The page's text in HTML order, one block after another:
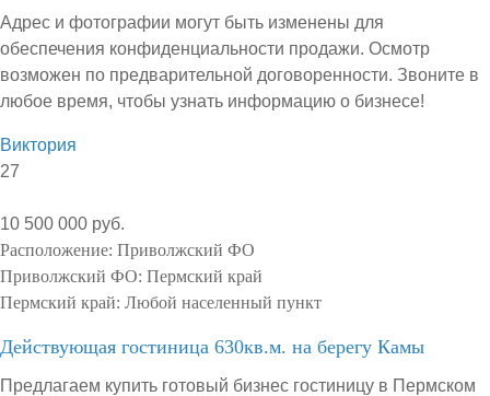
Адрес и фотографии могут быть изменены для
обеспечения конфиденциальности продажи. Осмотр
возможен по предварительной договоренности. Звоните в
любое время, чтобы узнать информацию о бизнесе!
Виктория
27
10 500 000 руб.
Расположение: Приволжский ФО
Приволжский ФО: Пермский край
Пермский край: Любой населенный пункт
Действующая гостиница 630кв.м. на берегу Камы
Предлагаем купить готовый бизнес гостиницу в Пермском